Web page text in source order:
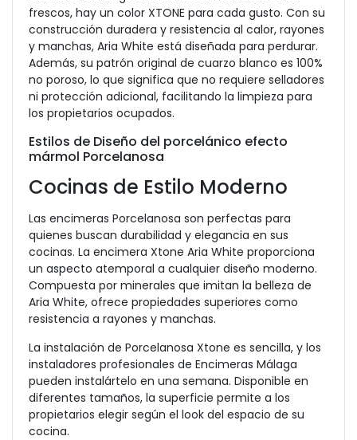
frescos, hay un color XTONE para cada gusto. Con su
construcción duradera y resistencia al calor, rayones
y manchas, Aria White está diseñada para perdurar.
Además, su patrón original de cuarzo blanco es 100%
no poroso, lo que significa que no requiere selladores
ni protección adicional, facilitando la limpieza para
los propietarios ocupados.
Estilos de Diseño del porcelánico efecto
mármol Porcelanosa
Cocinas de Estilo Moderno
Las encimeras Porcelanosa son perfectas para
quienes buscan durabilidad y elegancia en sus
cocinas. La encimera Xtone Aria White proporciona
un aspecto atemporal a cualquier diseño moderno.
Compuesta por minerales que imitan la belleza de
Aria White, ofrece propiedades superiores como
resistencia a rayones y manchas.
La instalación de Porcelanosa Xtone es sencilla, y los
instaladores profesionales de Encimeras Málaga
pueden instalártelo en una semana. Disponible en
diferentes tamaños, la superficie permite a los
propietarios elegir según el look del espacio de su
cocina.